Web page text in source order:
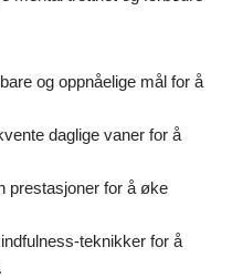
og oppnåelige mål for å
daglige vaner for å
prestasjoner for å øke
teknikker for å